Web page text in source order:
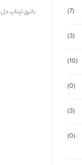
باتری لپتاپ دل Battery Dell Inspiron 1525-1526-1545 HH (7)
(3)
(10)
(0)
(3)
(0)